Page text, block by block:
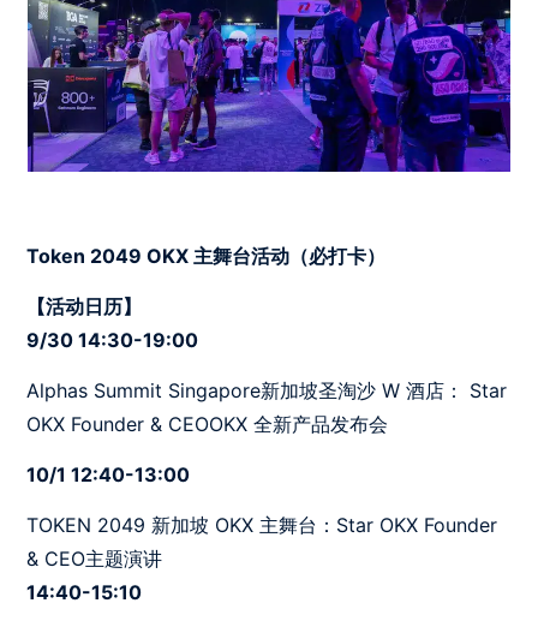
Token 2049 OKX 主舞台活动（必打卡）
【活动日历】
9/30 14:30-19:00
Alphas Summit Singapore新加坡圣淘沙 W 酒店： Star
OKX Founder & CEOOKX 全新产品发布会
10/1 12:40-13:00
TOKEN 2049 新加坡 OKX 主舞台：Star OKX Founder
& CEO主题演讲
14:40-15:10